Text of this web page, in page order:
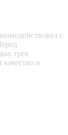
с
трёх
качество и